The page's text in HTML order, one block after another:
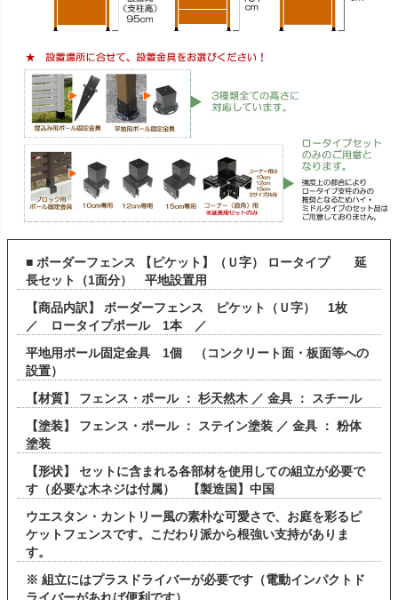
■ ボーダーフェンス 【ピケット】（Ｕ字） ロータイプ 延
長セット（1面分） 平地設置用
【商品内訳】 ボーダーフェンス ピケット（Ｕ字） 1枚
／ ロータイプポール 1本 ／
平地用ポール固定金具 1個 （コンクリート面・板面等への
設置）
【材質】 フェンス・ポール ： 杉天然木 ／ 金具 ： スチール
【塗装】 フェンス・ポール ： ステイン塗装 ／ 金具 ： 粉体
塗装
【形状】 セットに含まれる各部材を使用しての組立が必要で
す（必要な木ネジは付属） 【製造国】中国
ウエスタン・カントリー風の素朴な可愛さで、お庭を彩るピ
ケットフェンスです。こだわり派から根強い支持がありま
す。
※ 組立にはプラスドライバーが必要です（電動インパクトド
ライバーがあれば便利です）。